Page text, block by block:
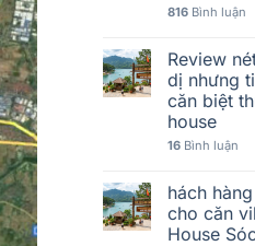
816Bình luận
Review
dị nhưng
căn biệt
house
16Bình luận
hách
cho căn
House